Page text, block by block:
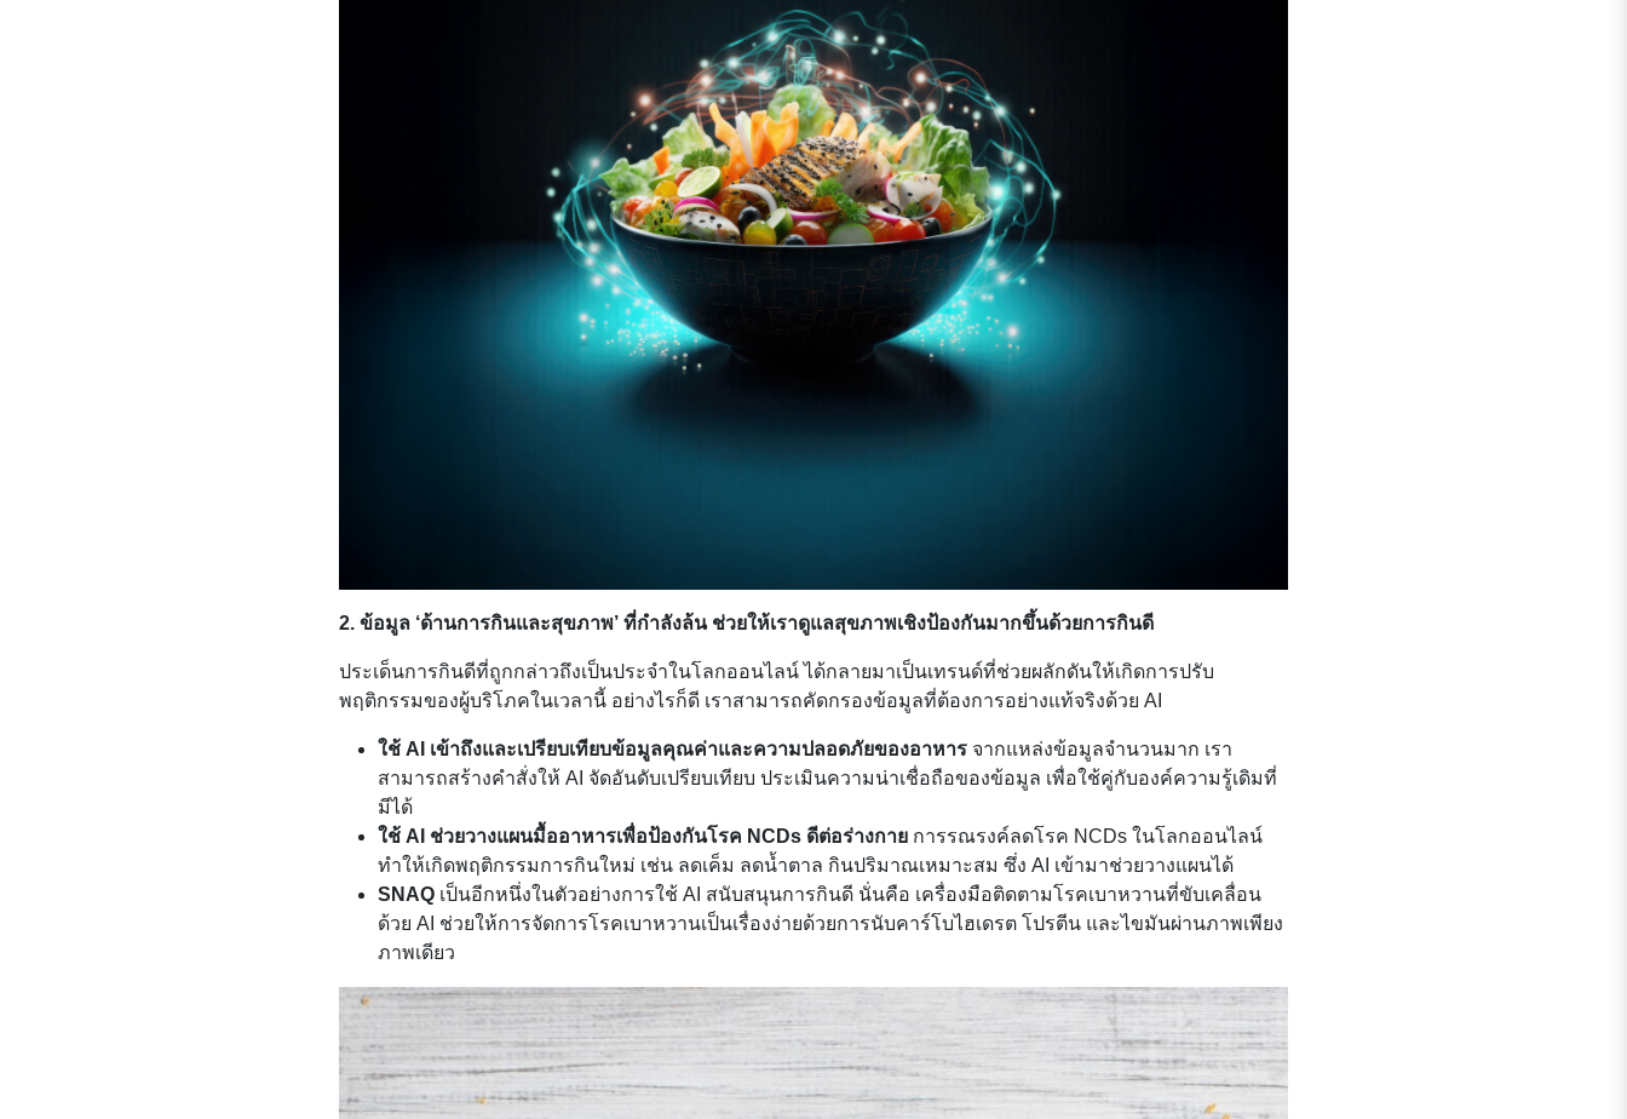
2. ข้อมูล ‘ด้านการกินและสุขภาพ’ ที่กำลังล้น ช่วยให้เราดูแลสุขภาพเชิงป้องกันมากขึ้นด้วยการกินดี
ประเด็นการกินดีที่ถูกกล่าวถึงเป็นประจำในโลกออนไลน์ ได้กลายมาเป็นเทรนด์ที่ช่วยผลักดันให้เกิดการปรับ
พฤติกรรมของผู้บริโภคในเวลานี้ อย่างไรก็ดี เราสามารถคัดกรองข้อมูลที่ต้องการอย่างแท้จริงด้วย AI
ใช้ AI เข้าถึงและเปรียบเทียบข้อมูลคุณค่าและความปลอดภัยของอาหาร จากแหล่งข้อมูลจำนวนมาก เรา
สามารถสร้างคำสั่งให้ AI จัดอันดับเปรียบเทียบ ประเมินความน่าเชื่อถือของข้อมูล เพื่อใช้คู่กับองค์ความรู้เดิมที่
มีได้
ใช้ AI ช่วยวางแผนมื้ออาหารเพื่อป้องกันโรค NCDs ดีต่อร่างกาย การรณรงค์ลดโรค NCDs ในโลกออนไลน์
ทำให้เกิดพฤติกรรมการกินใหม่ เช่น ลดเค็ม ลดน้ำตาล กินปริมาณเหมาะสม ซึ่ง AI เข้ามาช่วยวางแผนได้
SNAQ เป็นอีกหนึ่งในตัวอย่างการใช้ AI สนับสนุนการกินดี นั่นคือ เครื่องมือติดตามโรคเบาหวานที่ขับเคลื่อน
ด้วย AI ช่วยให้การจัดการโรคเบาหวานเป็นเรื่องง่ายด้วยการนับคาร์โบไฮเดรต โปรตีน และไขมันผ่านภาพเพียง
ภาพเดียว